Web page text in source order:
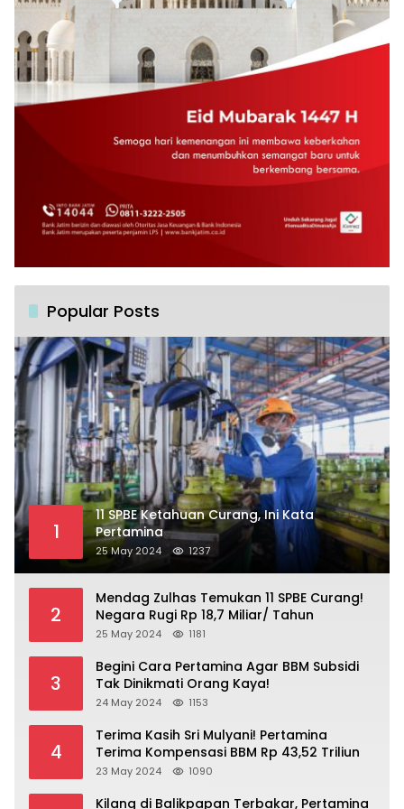
Popular Posts
1
11 SPBE Ketahuan Curang, Ini Kata
Pertamina
25 May 2024 1237
2
Mendag Zulhas Temukan 11 SPBE Curang!
Negara Rugi Rp 18,7 Miliar/ Tahun
25 May 2024 1181
3
Begini Cara Pertamina Agar BBM Subsidi
Tak Dinikmati Orang Kaya!
24 May 2024 1153
4
Terima Kasih Sri Mulyani! Pertamina
Terima Kompensasi BBM Rp 43,52 Triliun
23 May 2024 1090
Kilang di Balikpapan Terbakar, Pertamina